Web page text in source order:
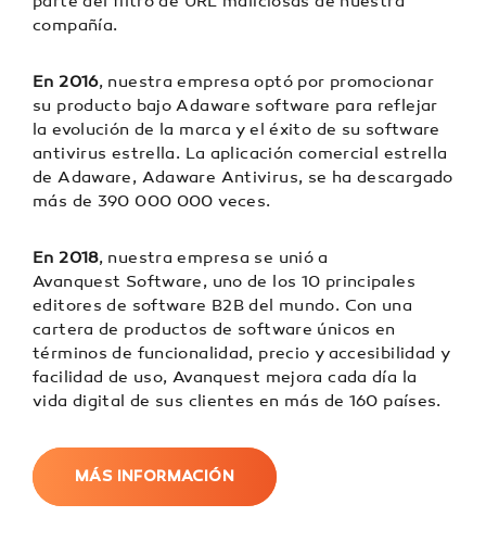
compañía.
En 2016, nuestra empresa optó por promocionar
su producto bajo Adaware software para reflejar
la evolución de la marca y el éxito de su software
antivirus estrella. La aplicación comercial estrella
de Adaware, Adaware Antivirus, se ha descargado
más de 390 000 000 veces.
En 2018, nuestra empresa se unió a
Avanquest Software, uno de los 10 principales
editores de software B2B del mundo. Con una
cartera de productos de software únicos en
términos de funcionalidad, precio y accesibilidad y
facilidad de uso, Avanquest mejora cada día la
vida digital de sus clientes en más de 160 países.
MÁS INFORMACIÓN